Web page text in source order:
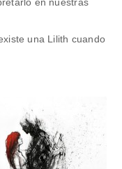
una Lilith cuando